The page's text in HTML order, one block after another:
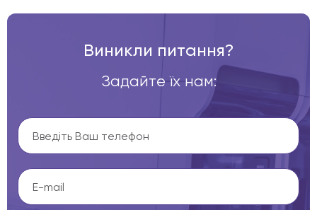
Виникли питання?
Задайте їх нам: